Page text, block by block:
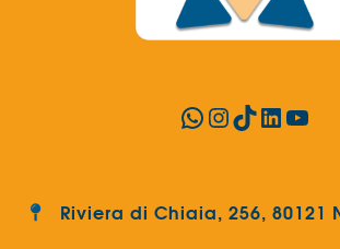
WhatsApp
Instagram
TikTok
Riviera di Chiaia, 256, 80121